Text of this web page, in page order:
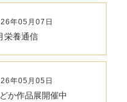
年05月07日
栄養通信
年05月05日
か作品展開催中